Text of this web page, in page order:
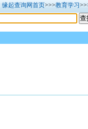
缘起查询网首页>>>教育学习